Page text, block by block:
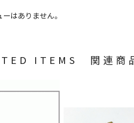
はありません。
ITEMS 関連商